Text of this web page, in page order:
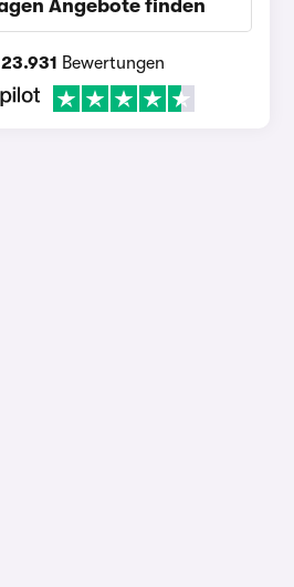
Angebote finden
23.931 Bewertungen